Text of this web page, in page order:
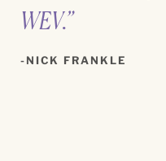
WEV.”
NICK FRANKLE